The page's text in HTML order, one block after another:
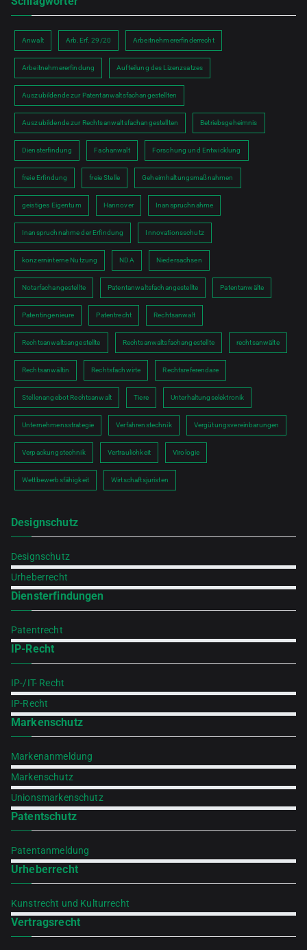
Anwalt Arb.Erf. 29/20 Arbeitnehmererfinderrecht
Arbeitnehmererfindung Aufteilung des Lizenzsatzes
Auszubildende zur Patentanwaltsfachangestellten
Auszubildende zur Rechtsanwaltsfachangestellten Betriebsgeheimnis
Diensterfindung Fachanwalt Forschung und Entwicklung
freie Erfindung freie Stelle Geheimhaltungsmaßnahmen
geistiges Eigentum Hannover Inanspruchnahme
Inanspruchnahme der Erfindung Innovationsschutz
konzerninterne Nutzung NDA Niedersachsen
Notarfachangestellte Patentanwaltsfachangestellte Patentanwälte
Patentingenieure Patentrecht Rechtsanwalt
Rechtsanwaltsangestellte Rechtsanwaltsfachangestellte rechtsanwälte
Rechtsanwältin Rechtsfachwirte Rechtsreferendare
Stellenangebot Rechtsanwalt Tiere Unterhaltungselektronik
Unternehmensstrategie Verfahrenstechnik Vergütungsvereinbarungen
Verpackungstechnik Vertraulichkeit Virologie
Wettbewerbsfähigkeit Wirtschaftsjuristen
Designschutz
Designschutz
Urheberrecht
Diensterfindungen
Patentrecht
IP-Recht
IP-/IT- Recht
IP-Recht
Markenschutz
Markenanmeldung
Markenschutz
Unionsmarkenschutz
Patentschutz
Patentanmeldung
Urheberrecht
Kunstrecht und Kulturrecht
Vertragsrecht